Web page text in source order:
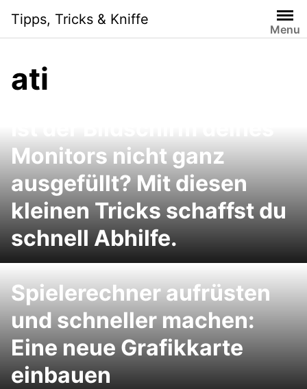
content
Tipps, Tricks & Kniffe
Menu
ati
Monitors nicht ganz
ausgefüllt? Mit diesen
kleinen Tricks schaffst du
schnell Abhilfe.
Spielerechner aufrüsten
und schneller machen:
Eine neue Grafikkarte
einbauen